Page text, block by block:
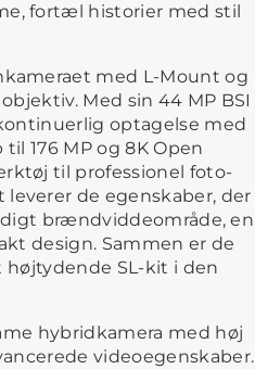
fortæl historier med stil
med L-Mount og
Med sin 44 MP BSI
optagelse med
176 MP og 8K Open
til professionel foto-
de egenskaber, der
brændviddeområde, en
design. Sammen er de
højtydende SL-kit i den
hybridkamera med høj
videoegenskaber.